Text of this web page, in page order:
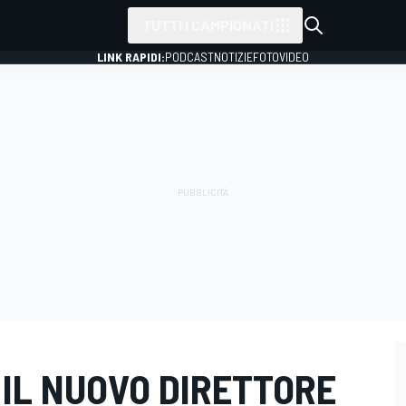
LINK RAPIDI:PODCASTNOTIZIEFOTOVIDEO
NUOVO DIRETTORE